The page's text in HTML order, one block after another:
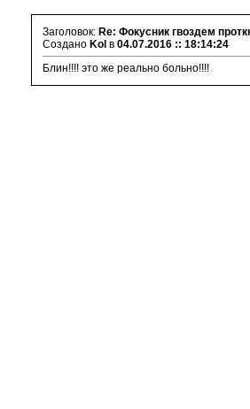
Заголовок: Re: Фокусник гвоздем
Создано Kol в 04.07.2016 :: 18:14:24
Блин!!!! это же реально больно!!!!